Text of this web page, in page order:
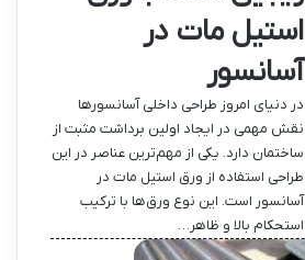
استیل مات در
آسانسور
در دنیای امروز طراحی داخلی آسانسورها
نقش مهمی در ایجاد اولین برداشت مثبت از
ساختمان دارد. یکی از مهم‌ترین عناصر در این
طراحی استفاده از ورق استیل مات در
آسانسور است. این نوع ورق‌ها با ترکیب
استحکام بالا و ظاهر…